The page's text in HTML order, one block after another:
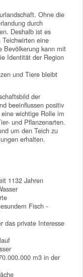
Ohne die
durch
Deshalb ist es
eine
Bevölkerung kann mit
Identität der Region
und Tiere bleibt
der
beeinflussen positiv
wichtige Rolle im
und Pflanzenarten.
um den Teich zu
erhalten.
1132 Jahren
Fisch -
das private Interesse
m3 in der